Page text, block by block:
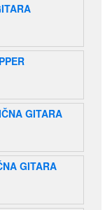
GITARA
GITARA